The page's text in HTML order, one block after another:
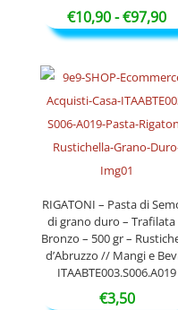
€10,90-€97,90
di
a
RIGATONI – Pasta di
di grano duro – Trafilata
Bronzo – 500 gr –
d’Abruzzo // Mangi e
ITAABTE003.S006.A019
€3,50